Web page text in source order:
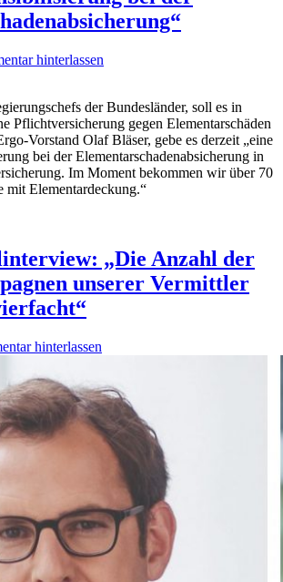
hinterlassen
der Bundesländer, soll es in
Pflichtversicherung gegen Elementarschäden
Vorstand Olaf Bläser, gebe es derzeit „eine
bei der Elementarschadenabsicherung in
Im Moment bekommen wir über 70
mit Elementardeckung.“
„Die Anzahl der
unserer Vermittler
hinterlassen